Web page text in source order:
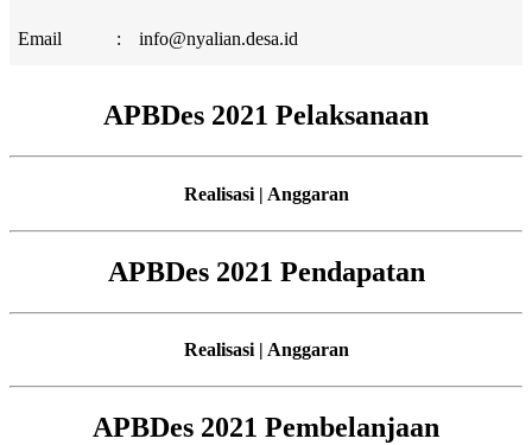
Email : info@nyalian.desa.id
APBDes 2021 Pelaksanaan
Realisasi | Anggaran
APBDes 2021 Pendapatan
Realisasi | Anggaran
APBDes 2021 Pembelanjaan